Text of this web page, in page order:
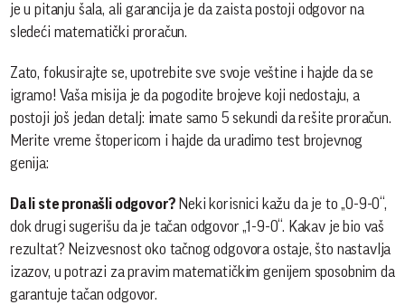
je u pitanju šala, ali garancija je da zaista postoji odgovor na
sledeći matematički proračun.
Zato, fokusirajte se, upotrebite sve svoje veštine i hajde da se
igramo! Vaša misija je da pogodite brojeve koji nedostaju, a
postoji još jedan detalj: imate samo 5 sekundi da rešite proračun.
Merite vreme štopericom i hajde da uradimo test brojevnog
genija:
Da li ste pronašli odgovor? Neki korisnici kažu da je to „0-9-0“,
dok drugi sugerišu da je tačan odgovor „1-9-0“. Kakav je bio vaš
rezultat? Neizvesnost oko tačnog odgovora ostaje, što nastavlja
izazov, u potrazi za pravim matematičkim genijem sposobnim da
garantuje tačan odgovor.